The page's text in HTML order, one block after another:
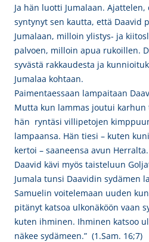
Ja hän luotti Jumalaan.
syntynyt sen kautta, että Daavid
Jumalaan, milloin ylistys- ja
palvoen, milloin apua rukoillen.
syvästä rakkaudesta ja
Jumalaa kohtaan.
Paimentaessaan lampaitaan
Mutta kun lammas joutui
hän ryntäsi villipetojen
lampaansa. Hän tiesi – kuten
kertoi – saaneensa avun
Daavid kävi myös taisteluun
Jumala tunsi Daavidin sydämen
Samuelin voitelemaan uuden
pitänyt katsoa ulkonäköön vaan
kuten ihminen. Ihminen katsoo
näkee sydämeen.” (1.Sam. 16;7)